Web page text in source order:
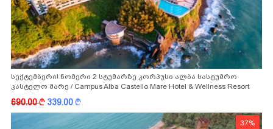
სექტემბერი! ნომერი 2 სტუმარზე კორპუსი ალბა სასტუმრო
კასტელო მარე / Campus Alba Castello Mare Hotel & Wellness Resort
-სგან!
690.00k 339.00k
37%